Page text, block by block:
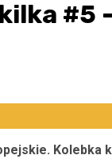
#5
Kolebka